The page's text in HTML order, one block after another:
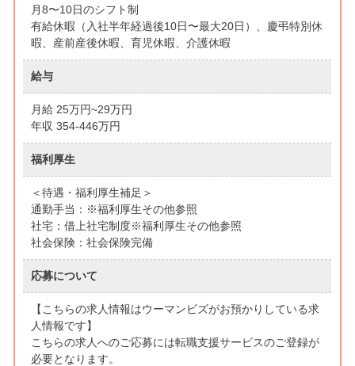
月8〜10日のシフト制
有給休暇（入社半年経過後10日〜最大20日）、慶弔特別休
暇、産前産後休暇、育児休暇、介護休暇
給与
月給 25万円~29万円
年収 354-446万円
福利厚生
＜待遇・福利厚生補足＞
通勤手当：※福利厚生その他参照
社宅：借上社宅制度※福利厚生その他参照
社会保険：社会保険完備
応募について
【こちらの求人情報はウーマンビズがお預かりしている求
人情報です】
こちらの求人へのご応募には転職支援サービスのご登録が
必要となります。